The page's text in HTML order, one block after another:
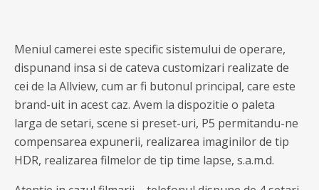
Meniul camerei este specific sistemului de operare,
dispunand insa si de cateva customizari realizate de
cei de la Allview, cum ar fi butonul principal, care este
brand-uit in acest caz. Avem la dispozitie o paleta
larga de setari, scene si preset-uri, P5 permitandu-ne
compensarea expunerii, realizarea imaginilor de tip
HDR, realizarea filmelor de tip time lapse, s.a.m.d.